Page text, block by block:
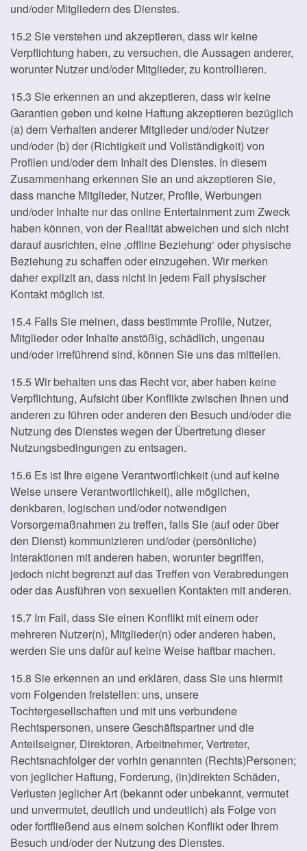
und/oder Mitgliedern des Dienstes.
15.2 Sie verstehen und akzeptieren, dass wir keine
Verpflichtung haben, zu versuchen, die Aussagen anderer,
worunter Nutzer und/oder Mitglieder, zu kontrollieren.
15.3 Sie erkennen an und akzeptieren, dass wir keine
Garantien geben und keine Haftung akzeptieren bezüglich
(a) dem Verhalten anderer Mitglieder und/oder Nutzer
und/oder (b) der (Richtigkeit und Vollständigkeit) von
Profilen und/oder dem Inhalt des Dienstes. In diesem
Zusammenhang erkennen Sie an und akzeptieren Sie,
dass manche Mitglieder, Nutzer, Profile, Werbungen
und/oder Inhalte nur das online Entertainment zum Zweck
haben können, von der Realität abweichen und sich nicht
darauf ausrichten, eine ‚offline Beziehung‘ oder physische
Beziehung zu schaffen oder einzugehen. Wir merken
daher explizit an, dass nicht in jedem Fall physischer
Kontakt möglich ist.
15.4 Falls Sie meinen, dass bestimmte Profile, Nutzer,
Mitglieder oder Inhalte anstößig, schädlich, ungenau
und/oder irreführend sind, können Sie uns das mitteilen.
15.5 Wir behalten uns das Recht vor, aber haben keine
Verpflichtung, Aufsicht über Konflikte zwischen Ihnen und
anderen zu führen oder anderen den Besuch und/oder die
Nutzung des Dienstes wegen der Übertretung dieser
Nutzungsbedingungen zu entsagen.
15.6 Es ist Ihre eigene Verantwortlichkeit (und auf keine
Weise unsere Verantwortlichkeit), alle möglichen,
denkbaren, logischen und/oder notwendigen
Vorsorgemaßnahmen zu treffen, falls Sie (auf oder über
den Dienst) kommunizieren und/oder (persönliche)
Interaktionen mit anderen haben, worunter begriffen,
jedoch nicht begrenzt auf das Treffen von Verabredungen
oder das Ausführen von sexuellen Kontakten mit anderen.
15.7 Im Fall, dass Sie einen Konflikt mit einem oder
mehreren Nutzer(n), Mitglieder(n) oder anderen haben,
werden Sie uns dafür auf keine Weise haftbar machen.
15.8 Sie erkennen an und erklären, dass Sie uns hiermit
vom Folgenden freistellen: uns, unsere
Tochtergesellschaften und mit uns verbundene
Rechtspersonen, unsere Geschäftspartner und die
Anteilseigner, Direktoren, Arbeitnehmer, Vertreter,
Rechtsnachfolger der vorhin genannten (Rechts)Personen;
von jeglicher Haftung, Forderung, (in)direkten Schäden,
Verlusten jeglicher Art (bekannt oder unbekannt, vermutet
und unvermutet, deutlich und undeutlich) als Folge von
oder fortfließend aus einem solchen Konflikt oder Ihrem
Besuch und/oder der Nutzung des Dienstes.